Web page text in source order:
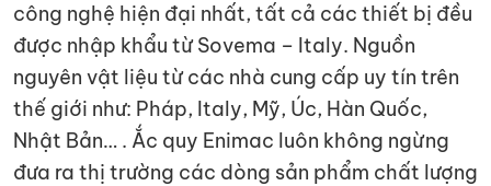
công nghệ hiện đại nhất, tất cả các thiết bị đều
được nhập khẩu từ Sovema – Italy. Nguồn
nguyên vật liệu từ các nhà cung cấp uy tín trên
thế giới như: Pháp, Italy, Mỹ, Úc, Hàn Quốc,
Nhật Bản… . Ắc quy Enimac luôn không ngừng
đưa ra thị trường các dòng sản phẩm chất lượng